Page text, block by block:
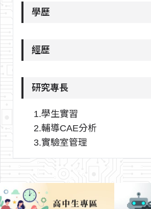
學歷
經歷
研究專長
1.學生實習
2.輔導CAE分析
3.實驗室管理